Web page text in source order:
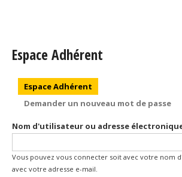
Espace Adhérent
Onglets principaux
Espace Adhérent
Demander un nouveau mot de passe
Nom d'utilisateur ou adresse
Vous pouvez vous connecter soit avec votre nom
avec votre adresse e-mail.